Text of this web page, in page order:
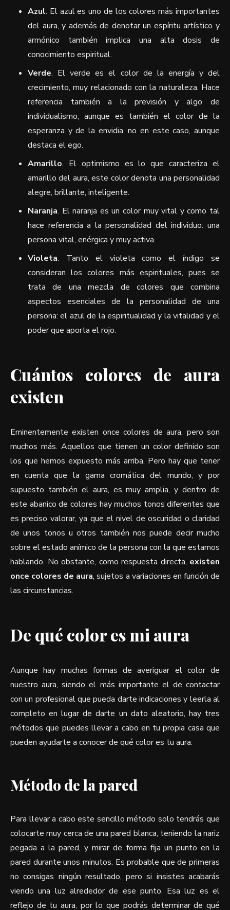
Azul. El azul es uno de los colores más importantes
del aura, y además de denotar un espíritu artístico y
armónico también implica una alta dosis de
conocimiento espiritual.
Verde. El verde es el color de la energía y del
crecimiento, muy relacionado con la naturaleza. Hace
referencia también a la previsión y algo de
individualismo, aunque es también el color de la
esperanza y de la envidia, no en este caso, aunque
destaca el ego.
Amarillo. El optimismo es lo que caracteriza el
amarillo del aura, este color denota una personalidad
alegre, brillante, inteligente.
Naranja. El naranja es un color muy vital y como tal
hace referencia a la personalidad del individuo: una
persona vital, enérgica y muy activa.
Violeta. Tanto el violeta como el índigo se
consideran los colores más espirituales, pues se
trata de una mezcla de colores que combina
aspectos esenciales de la personalidad de una
persona: el azul de la espiritualidad y la vitalidad y el
poder que aporta el rojo.
Cuántos colores de aura
existen
Eminentemente existen once colores de aura, pero son
muchos más. Aquellos que tienen un color definido son
los que hemos expuesto más arriba, Pero hay que tener
en cuenta que la gama cromática del mundo, y por
supuesto también el aura, es muy amplia, y dentro de
este abanico de colores hay muchos tonos diferentes que
es preciso valorar, ya que el nivel de oscuridad o claridad
de unos tonos u otros también nos puede decir mucho
sobre el estado anímico de la persona con la que estamos
hablando. No obstante, como respuesta directa, existen
once colores de aura, sujetos a variaciones en función de
las circunstancias.
De qué color es mi aura
Aunque hay muchas formas de averiguar el color de
nuestro aura, siendo el más importante el de contactar
con un profesional que pueda darte indicaciones y leerla al
completo en lugar de darte un dato aleatorio, hay tres
métodos que puedes llevar a cabo en tu propia casa que
pueden ayudarte a conocer de qué color es tu aura:
Método de la pared
Para llevar a cabo este sencillo método solo tendrás que
colocarte muy cerca de una pared blanca, teniendo la nariz
pegada a la pared, y mirar de forma fija un punto en la
pared durante unos minutos. Es probable que de primeras
no consigas ningún resultado, pero si insistes acabarás
viendo una luz alrededor de ese punto. Esa luz es el
reflejo de tu aura, por lo que podrás determinar de qué